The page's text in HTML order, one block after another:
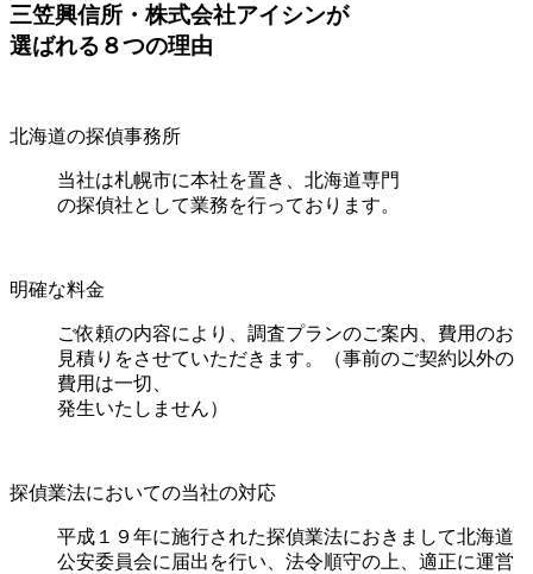
三笠興信所・株式会社アイシンが
選ばれる ８つの理由
北海道の探偵事務所
当社は札幌市に本社を置き、北海道専門
の探偵社として業務を行っております。
明確な料金
ご依頼の内容により、調査プランのご案内、費用のお
見積りをさせていただきます。（事前のご契約以外の
費用は一切、
発生いたしません）
探偵業法においての当社の対応
平成１９年に施行された探偵業法におきまして北海道
公安委員会に届出を行い、法令順守の上、適正に運営